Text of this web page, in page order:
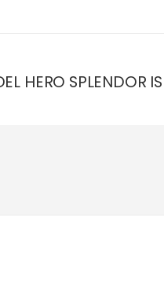
HERO SPLENDOR